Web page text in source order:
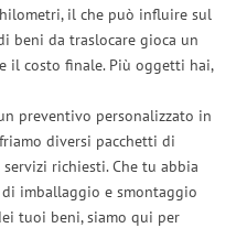
il che può influire sul
beni da traslocare gioca un
il costo finale. Più oggetti hai,
preventivo personalizzato in
diversi pacchetti di
richiesti. Che tu abbia
imballaggio e smontaggio
tuoi beni, siamo qui per